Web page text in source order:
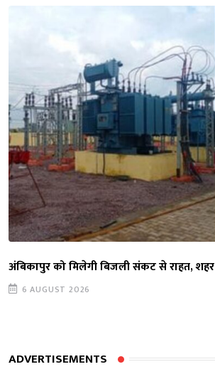
अंबिकापुर को मिलेगी बिजली संकट से राहत, शहर
6 AUGUST 2026
ADVERTISEMENTS